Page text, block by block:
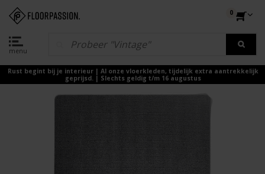
menu
0
Rust begint bij je interieur | Al onze vloerkleden, tijdelijk extra aantrekkelijk
geprijsd. | Slechts geldig t/m 16 augustus